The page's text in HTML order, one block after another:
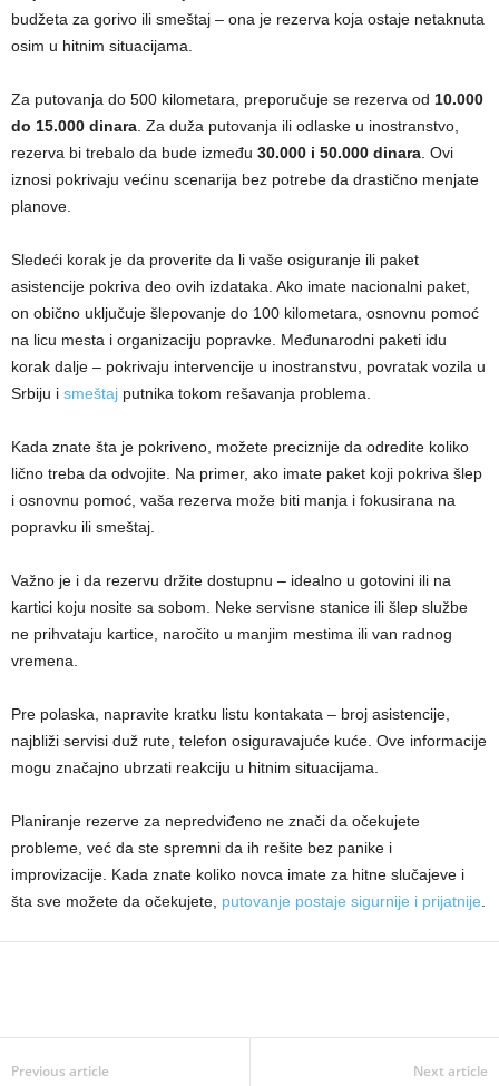
budžeta za gorivo ili smeštaj – ona je rezerva koja ostaje netaknuta
osim u hitnim situacijama.
Za putovanja do 500 kilometara, preporučuje se rezerva od 10.000
do 15.000 dinara . Za duža putovanja ili odlaske u inostranstvo,
rezerva bi trebalo da bude između 30.000 i 50.000 dinara . Ovi
iznosi pokrivaju većinu scenarija bez potrebe da drastično menjate
planove.
Sledeći korak je da proverite da li vaše osiguranje ili paket
asistencije pokriva deo ovih izdataka. Ako imate nacionalni paket,
on obično uključuje šlepovanje do 100 kilometara, osnovnu pomoć
na licu mesta i organizaciju popravke. Međunarodni paketi idu
korak dalje – pokrivaju intervencije u inostranstvu, povratak vozila u
Srbiju i smeštaj putnika tokom rešavanja problema.
Kada znate šta je pokriveno, možete preciznije da odredite koliko
lično treba da odvojite. Na primer, ako imate paket koji pokriva šlep
i osnovnu pomoć, vaša rezerva može biti manja i fokusirana na
popravku ili smeštaj.
Važno je i da rezervu držite dostupnu – idealno u gotovini ili na
kartici koju nosite sa sobom. Neke servisne stanice ili šlep službe
ne prihvataju kartice, naročito u manjim mestima ili van radnog
vremena.
Pre polaska, napravite kratku listu kontakata – broj asistencije,
najbliži servisi duž rute, telefon osiguravajuće kuće. Ove informacije
mogu značajno ubrzati reakciju u hitnim situacijama.
Planiranje rezerve za nepredviđeno ne znači da očekujete
probleme, već da ste spremni da ih rešite bez panike i
improvizacije. Kada znate koliko novca imate za hitne slučajeve i
šta sve možete da očekujete, putovanje postaje sigurnije i prijatnije
Previous article Next article